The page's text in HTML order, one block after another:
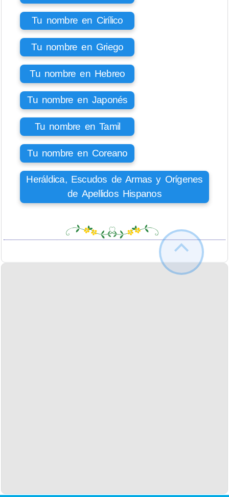
Tu nombre en Cirílico
Tu nombre en Griego
Tu nombre en Hebreo
Tu nombre en Japonés
Tu nombre en Tamil
Tu nombre en Coreano
Heráldica, Escudos de Armas y Orígenes
de Apellidos Hispanos